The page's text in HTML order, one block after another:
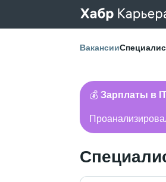
Вакансии
💰 Зарплаты в